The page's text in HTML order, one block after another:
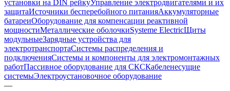
установки на DIN рейкуУправление электродвигателями и их
защитаИсточники бесперебойного питанияАккумуляторные
батареиОборудование для компенсации реактивной
мощностиМеталлические оболочкиSysteme ElectricЩиты
модульныеЗарядные устройства для
электротранспортаСистемы распределения и
подключенияСистемы и компоненты для электромонтажных
работПассивное оборудование для СКСКабеленесущие
системыЭлектроустановочное оборудование
—